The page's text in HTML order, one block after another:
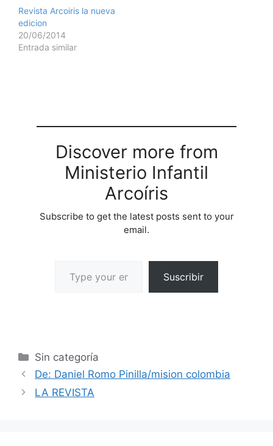
Revista Arcoiris la nueva
edicion
20/06/2014
Entrada similar
Discover more from
Ministerio Infantil
Arcoíris
Subscribe to get the latest posts sent to your
email.
Suscribir
Sin categoría
De: Daniel Romo Pinilla/mision colombia
LA REVISTA